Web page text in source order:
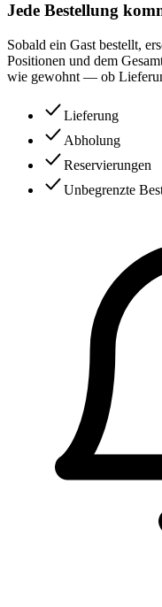
Jede Bestellung
Sobald ein Gast bestellt,
Positionen und dem
wie gewohnt — ob
Lieferung
Abholung
Reservierungen
Unbegrenzte